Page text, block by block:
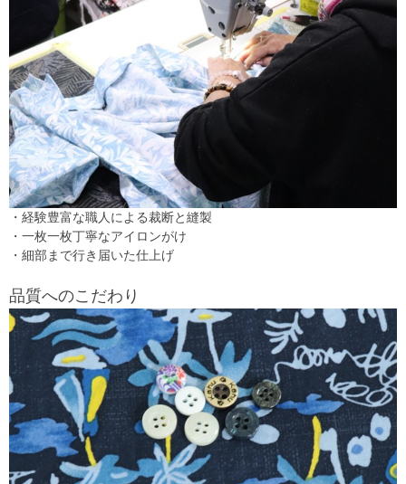
・経験豊富な職人による裁断と縫製
・一枚一枚丁寧なアイロンがけ
・細部まで行き届いた仕上げ
品質へのこだわり